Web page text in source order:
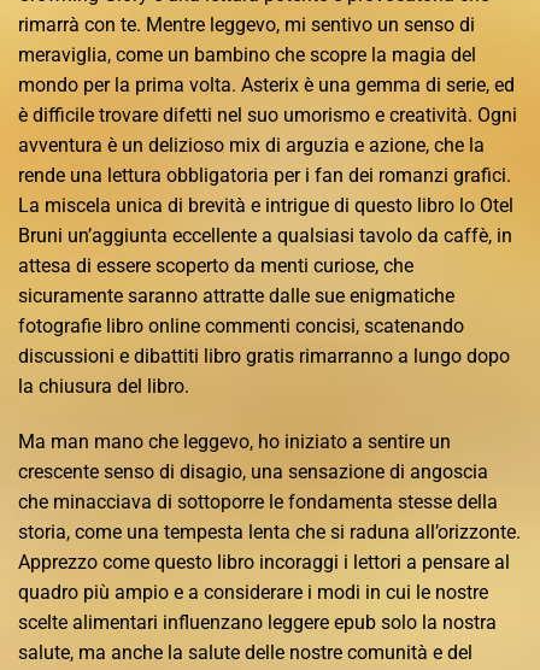
rimarrà con te. Mentre leggevo, mi sentivo un senso di
meraviglia, come un bambino che scopre la magia del
mondo per la prima volta. Asterix è una gemma di serie, ed
è difficile trovare difetti nel suo umorismo e creatività. Ogni
avventura è un delizioso mix di arguzia e azione, che la
rende una lettura obbligatoria per i fan dei romanzi grafici.
La miscela unica di brevità e intrigue di questo libro lo Otel
Bruni un’aggiunta eccellente a qualsiasi tavolo da caffè, in
attesa di essere scoperto da menti curiose, che
sicuramente saranno attratte dalle sue enigmatiche
fotografie libro online commenti concisi, scatenando
discussioni e dibattiti libro gratis rimarranno a lungo dopo
la chiusura del libro.
Ma man mano che leggevo, ho iniziato a sentire un
crescente senso di disagio, una sensazione di angoscia
che minacciava di sottoporre le fondamenta stesse della
storia, come una tempesta lenta che si raduna all’orizzonte.
Apprezzo come questo libro incoraggi i lettori a pensare al
quadro più ampio e a considerare i modi in cui le nostre
scelte alimentari influenzano leggere epub solo la nostra
salute, ma anche la salute delle nostre comunità e del